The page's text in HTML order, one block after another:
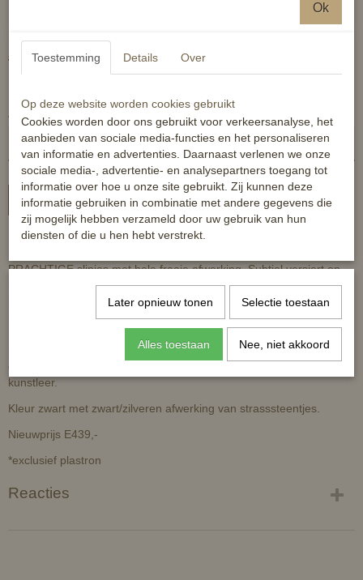
€ 439,00 € 319,95 (inclusief btw 0%)
Aantal
In winkelwagen
Nooit gedragen frack, te groot gekocht.
PRACHTIGE slipjas met hele fraaie afwerking. Subtiel versiert op
kraag, rokjes voor en achter op detaille/rug. Deze uiterst elegante
is vervaardigd uit ademend en elastisch COMFINAT-tech™-
materiaal, wat zorgt voor optimaal comfort en bewegingsvrijheid.
pasvorm. De oogjes onder de armen bieden extra ventilatie net als
de mesh voering. De slip is verzwaard met loodjes en gevoerd met
kunstleer.
Kleur zwart met zwart/zilveren afwerking van strasssteentjes.
Nieuwprijs E439,-
*exclusief plastron
Reacties
Ok
Toestemming Details Over
Op deze website worden cookies gebruikt
Cookies worden door ons gebruikt voor verkeersanalyse, het
aanbieden van sociale media-functies en het personaliseren
van informatie en advertenties. Daarnaast verlenen we onze
sociale media-, advertentie- en analysepartners toegang tot
informatie over hoe u onze site gebruikt. Zij kunnen deze
informatie gebruiken in combinatie met andere gegevens die
zij mogelijk hebben verzameld door uw gebruik van hun
diensten of die u hen hebt verstrekt.
Later opnieuw tonen Selectie toestaan
Alles toestaan Nee, niet akkoord